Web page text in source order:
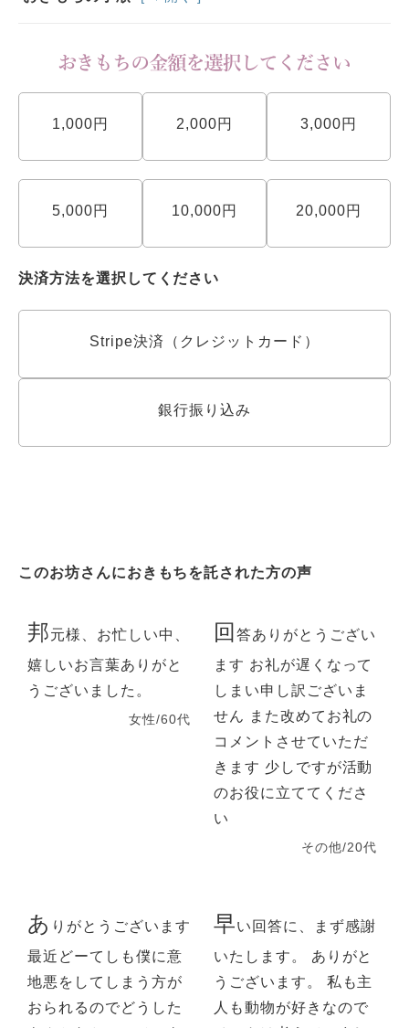
1,000円 2,000円 3,000円
5,000円 10,000円 20,000円
決済方法を選択してください
Stripe決済（クレジットカード）
銀行振り込み
このお坊さんにおきもちを託された方の声
邦元様、お忙しい中、
嬉しいお言葉ありがと
うございました。
女性/60代
回 答ありがとうござい
ます お礼が遅くなって
しまい申し訳ございま
せん また改めてお礼の
コメントさせていただ
きます 少しですが活動
のお役に立ててくださ
い
その他/20代
あ りがとうございます
最近どーてしも僕に意
地悪をしてしまう方が
おられるのでどうした
早い回答に、まず感謝
いたします。 ありがと
うございます。 私も主
人も動物が好きなので